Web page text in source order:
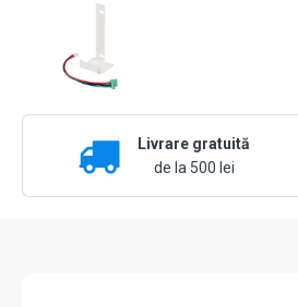
Livrare gratuită
de la 500 lei